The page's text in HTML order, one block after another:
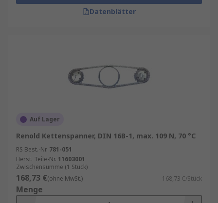
Datenblätter
Auf Lager
Renold Kettenspanner, DIN 16B-1, max. 109 N, 70 °C
RS Best.-Nr. 781-051
Herst. Teile-Nr. 11603001
Zwischensumme (1 Stück)
168,73 €(ohne MwSt.) 168,73 €/Stück
Menge